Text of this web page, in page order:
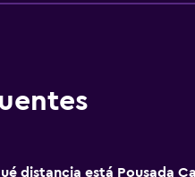
distancia está Pousada